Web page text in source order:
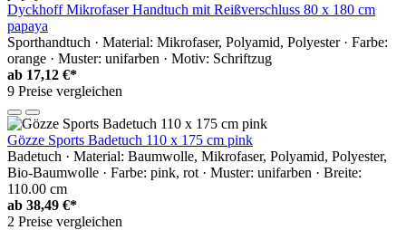
Dyckhoff Mikrofaser Handtuch mit Reißverschluss 80 x 180 cm
papaya
Sporthandtuch · Material: Mikrofaser, Polyamid, Polyester · Farbe:
orange · Muster: unifarben · Motiv: Schriftzug
ab 17,12 €*
9 Preise vergleichen
Gözze Sports Badetuch 110 x 175 cm pink
Badetuch · Material: Baumwolle, Mikrofaser, Polyamid, Polyester,
Bio-Baumwolle · Farbe: pink, rot · Muster: unifarben · Breite:
110.00 cm
ab 38,49 €*
2 Preise vergleichen